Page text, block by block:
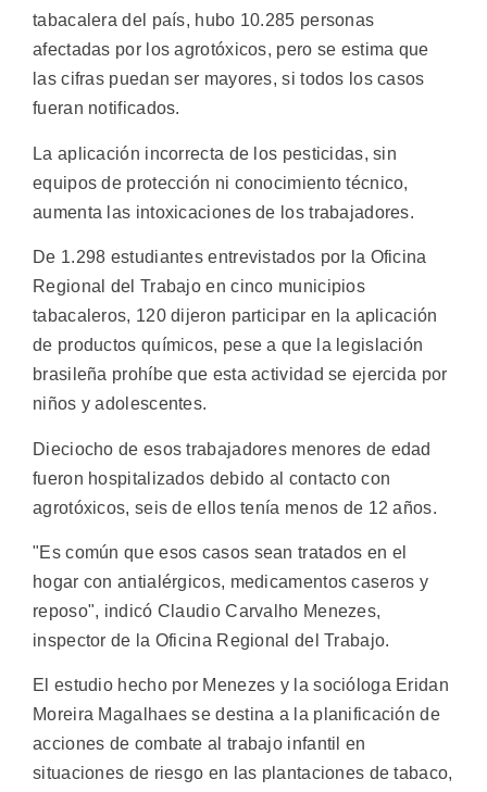
tabacalera del país, hubo 10.285 personas
afectadas por los agrotóxicos, pero se estima que
las cifras puedan ser mayores, si todos los casos
fueran notificados.
La aplicación incorrecta de los pesticidas, sin
equipos de protección ni conocimiento técnico,
aumenta las intoxicaciones de los trabajadores.
De 1.298 estudiantes entrevistados por la Oficina
Regional del Trabajo en cinco municipios
tabacaleros, 120 dijeron participar en la aplicación
de productos químicos, pese a que la legislación
brasileña prohíbe que esta actividad se ejercida por
niños y adolescentes.
Dieciocho de esos trabajadores menores de edad
fueron hospitalizados debido al contacto con
agrotóxicos, seis de ellos tenía menos de 12 años.
"Es común que esos casos sean tratados en el
hogar con antialérgicos, medicamentos caseros y
reposo", indicó Claudio Carvalho Menezes,
inspector de la Oficina Regional del Trabajo.
El estudio hecho por Menezes y la socióloga Eridan
Moreira Magalhaes se destina a la planificación de
acciones de combate al trabajo infantil en
situaciones de riesgo en las plantaciones de tabaco,